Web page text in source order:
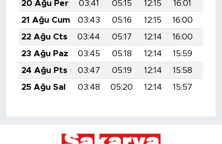
20 Ağu Per
03:41 05:15 12:15 16:01
21 Ağu Cum
03:43 05:16 12:15 16:00
22 Ağu Cts
03:44 05:17 12:14 16:00
23 Ağu Paz
03:45 05:18 12:14 15:59
24 Ağu Pts
03:47 05:19 12:14 15:58
25 Ağu Sal
03:48 05:20 12:14 15:57